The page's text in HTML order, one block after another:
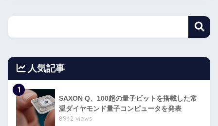
人気記事
1
SAXON Q、100超の量子ビットを搭載した常
温ダイヤモンド量子コンピュータを発表
8942 views